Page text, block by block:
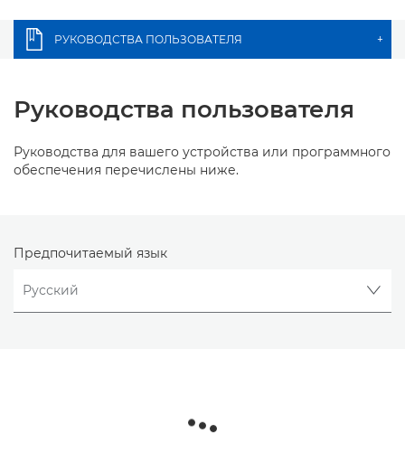
РУКОВОДСТВА ПОЛЬЗОВАТЕЛЯ +
Руководства пользователя
Руководства для вашего устройства или программного
обеспечения перечислены ниже.
Предпочитаемый язык